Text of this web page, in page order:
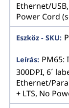
Ethernet/
Power Cord
PM65:
300DPI, 6´
Ethernet/
+ LTS, No